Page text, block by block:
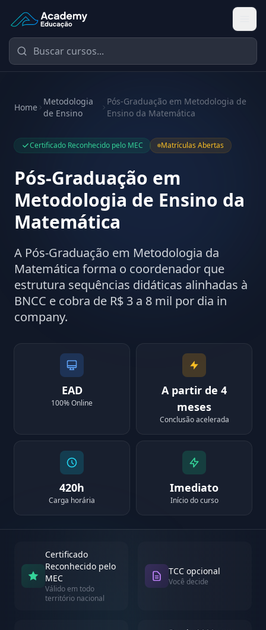
Academy Educação — Página Inicial
Home
Metodologia
de Ensino
Pós-Graduação em Metodologia de
Ensino da Matemática
Certificado Reconhecido pelo MEC Matrículas Abertas
Pós-Graduação em
Metodologia de Ensino da
Matemática
A Pós-Graduação em Metodologia da
Matemática forma o coordenador que
estrutura sequências didáticas alinhadas à
BNCC e cobra de R$ 3 a 8 mil por dia in
company.
EAD
100% Online
A partir de 4
meses
Conclusão acelerada
420h
Carga horária
Imediato
Início do curso
Certificado
Reconhecido pelo
MEC
Válido em todo
território nacional
TCC opcional
Você decide